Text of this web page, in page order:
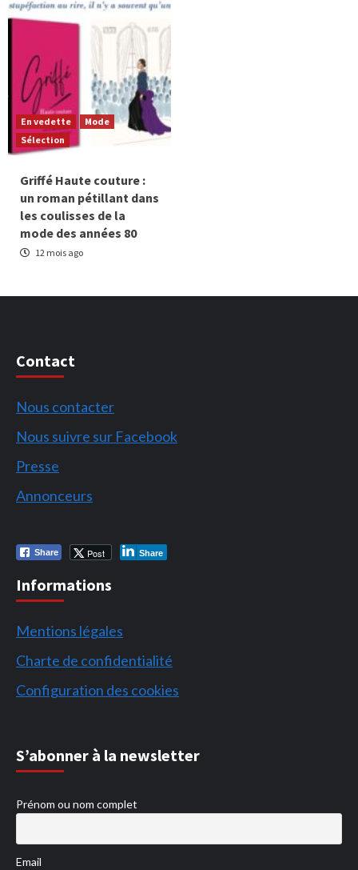
En vedette
Mode
Sélection
Griffé Haute couture :
un roman pétillant dans
les coulisses de la
mode des années 80
12 mois ago
Contact
Nous contacter
Nous suivre sur Facebook
Presse
Annonceurs
Share Post Share
Informations
Mentions légales
Charte de confidentialité
Configuration des cookies
S’abonner à la newsletter
Prénom ou nom complet
Email